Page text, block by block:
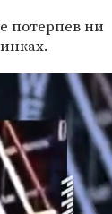
потерпев ни